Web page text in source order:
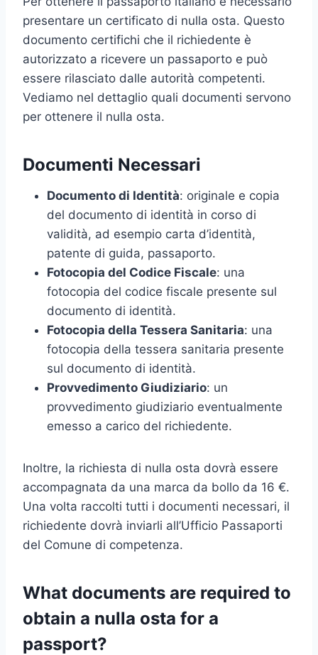
presentare un certificato di nulla osta. Questo
documento certifichi che il richiedente è
autorizzato a ricevere un passaporto e può
essere rilasciato dalle autorità competenti.
Vediamo nel dettaglio quali documenti servono
per ottenere il nulla osta.
Documenti Necessari
Documento di Identità: originale e copia
del documento di identità in corso di
validità, ad esempio carta d’identità,
patente di guida, passaporto.
Fotocopia del Codice Fiscale: una
fotocopia del codice fiscale presente sul
documento di identità.
Fotocopia della Tessera Sanitaria: una
fotocopia della tessera sanitaria presente
sul documento di identità.
Provvedimento Giudiziario: un
provvedimento giudiziario eventualmente
emesso a carico del richiedente.
Inoltre, la richiesta di nulla osta dovrà essere
accompagnata da una marca da bollo da 16 €.
Una volta raccolti tutti i documenti necessari, il
richiedente dovrà inviarli all’Ufficio Passaporti
del Comune di competenza.
What documents are required to
obtain a nulla osta for a
passport?